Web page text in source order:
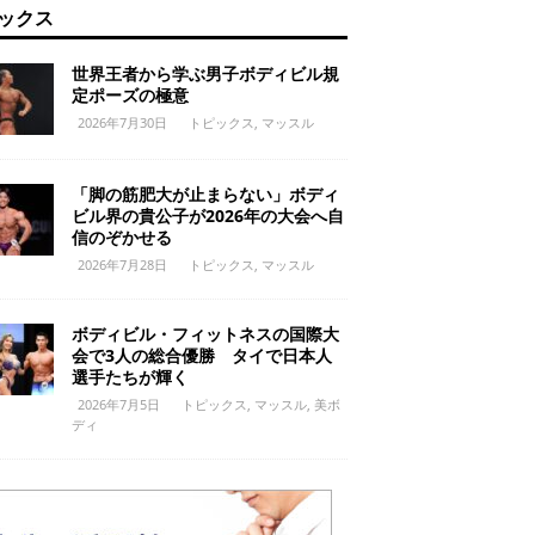
クス
世界王者から学ぶ男子ボディビル規
定ポーズの極意
2026年7月30日 トピックス マッスル
「脚の筋肥大が止まらない」ボディ
ビル界の貴公子が2026年の大会へ自
信のぞかせる
2026年7月28日 トピックス マッスル
ボディビル・フィットネスの国際大
会で3人の総合優勝 タイで日本人
選手たちが輝く
2026年7月5日 トピックス マッスル, 美ボ
ディ